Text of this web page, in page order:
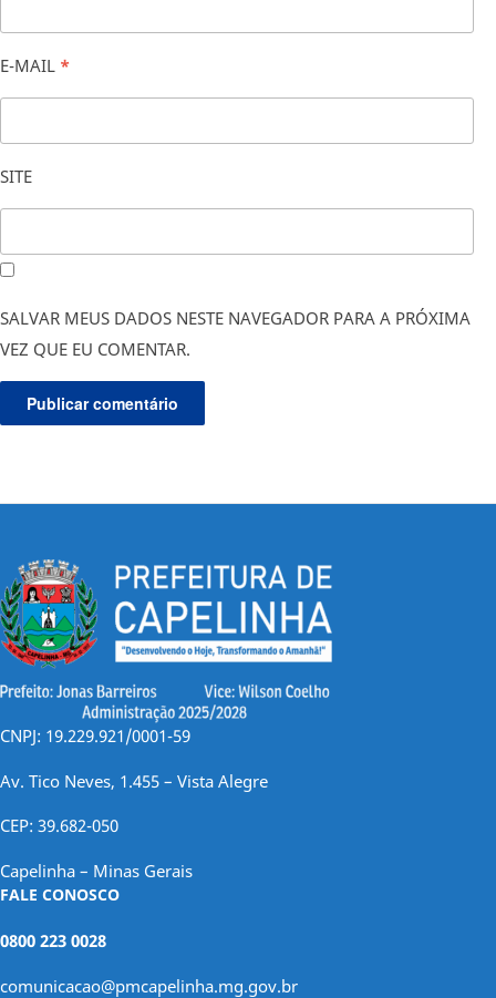
E-MAIL *
SITE
SALVAR MEUS DADOS NESTE NAVEGADOR PARA A PRÓXIMA
VEZ QUE EU COMENTAR.
CNPJ: 19.229.921/0001-59
Av. Tico Neves, 1.455 – Vista Alegre
CEP: 39.682-050
Capelinha – Minas Gerais
FALE CONOSCO
0800 223 0028
comunicacao@pmcapelinha.mg.gov.br